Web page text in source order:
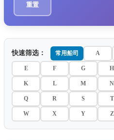
重置
快速筛选： 常用船司 A
E F G H
K L M N
Q R S T
W X Y Z